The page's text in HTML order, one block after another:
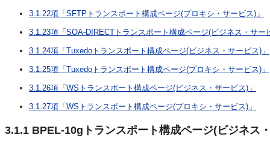
3.1.22項「SFTPトランスポート構成ページ(プロキシ・サービス)」
3.1.23項「SOA-DIRECTトランスポート構成ページ(ビジネス・サー
3.1.24項「Tuxedoトランスポート構成ページ(ビジネス・サービス)」
3.1.25項「Tuxedoトランスポート構成ページ(プロキシ・サービス)」
3.1.26項「WSトランスポート構成ページ(ビジネス・サービス)」
3.1.27項「WSトランスポート構成ページ(プロキシ・サービス)」
3.1.1 BPEL-10gトランスポート構成ページ(ビジネス